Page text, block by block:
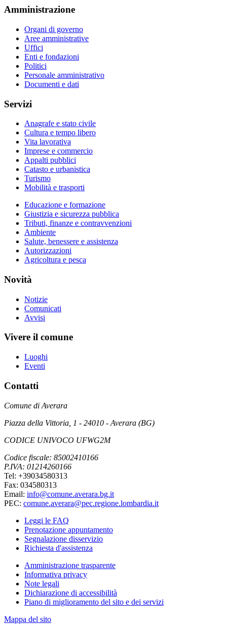
Amministrazione
Organi di governo
Aree amministrative
Uffici
Enti e fondazioni
Politici
Personale amministrativo
Documenti e dati
Servizi
Anagrafe e stato civile
Cultura e tempo libero
Vita lavorativa
Imprese e commercio
Appalti pubblici
Catasto e urbanistica
Turismo
Mobilità e trasporti
Educazione e formazione
Giustizia e sicurezza pubblica
Tributi, finanze e contravvenzioni
Ambiente
Salute, benessere e assistenza
Autorizzazioni
Agricoltura e pesca
Novità
Notizie
Comunicati
Avvisi
Vivere il comune
Luoghi
Eventi
Contatti
Comune di Averara
Piazza della Vittoria, 1 - 24010 - Averara (BG)
CODICE UNIVOCO UFWG2M
Codice fiscale: 85002410166
P.IVA: 01214260166
Tel: +39034580313
Fax: 034580313
Email: info@comune.averara.bg.it
PEC: comune.averara@pec.regione.lombardia.it
Leggi le FAQ
Prenotazione appuntamento
Segnalazione disservizio
Richiesta d'assistenza
Amministrazione trasparente
Informativa privacy
Note legali
Dichiarazione di accessibilità
Piano di miglioramento del sito e dei servizi
Mappa del sito